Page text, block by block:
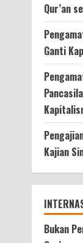
Qur’an
Ganti
Kajian
Bukan